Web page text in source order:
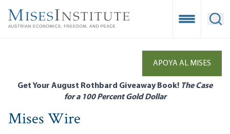
main
Open
APOYA AL MISES
Get Your August Rothbard Giveaway Book! The Case
for a 100 Percent Gold Dollar
Mises Wire